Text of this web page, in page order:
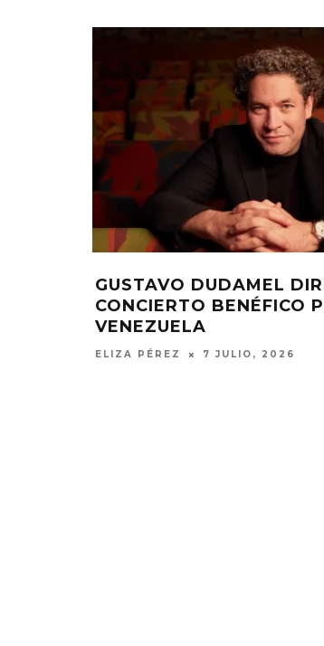
GUSTAVO DUDAMEL
CONCIERTO BENÉFICO
VENEZUELA
ELIZA PÉREZ 7 JULIO, 2026